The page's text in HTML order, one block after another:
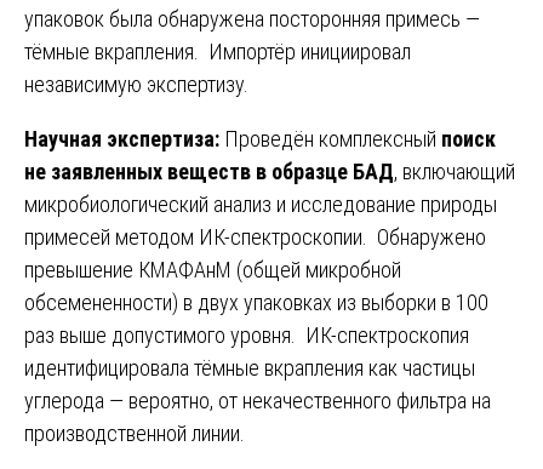
упаковок была обнаружена посторонняя примесь —
тёмные вкрапления. Импортёр инициировал
независимую экспертизу.
Научная экспертиза: Проведён комплексный поиск
не заявленных веществ в образце БАД, включающий
микробиологический анализ и исследование природы
примесей методом ИК-спектроскопии. Обнаружено
превышение КМАФАнМ (общей микробной
обсемененности) в двух упаковках из выборки в 100
раз выше допустимого уровня. ИК-спектроскопия
идентифицировала тёмные вкрапления как частицы
углерода — вероятно, от некачественного фильтра на
производственной линии.